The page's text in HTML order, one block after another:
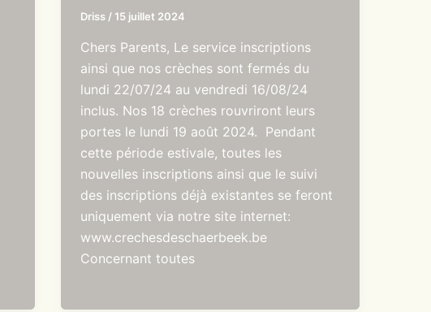
Driss / 15 juillet 2024
Chers Parents, Le service inscriptions
ainsi que nos crèches sont fermés du
lundi 22/07/24 au vendredi 16/08/24
inclus. Nos 18 crèches rouvriront leurs
portes le lundi 19 août 2024. Pendant
cette période estivale, toutes les
nouvelles inscriptions ainsi que le suivi
des inscriptions déjà existantes se feront
uniquement via notre site internet:
www.crechesdeschaerbeek.be
Concernant toutes